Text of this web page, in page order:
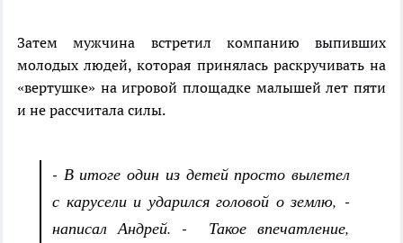
Затем мужчина встретил компанию выпивших
молодых людей, которая принялась раскручивать на
«вертушке» на игровой площадке малышей лет пяти
и не рассчитала силы.
- В итоге один из детей просто вылетел
с карусели и ударился головой о землю, -
написал Андрей. - Такое впечатление,